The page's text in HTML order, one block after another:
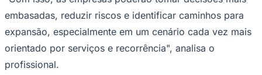
Palmeiras
embasadas, reduzir riscos e identificar caminhos para
expansão, especialmente em um cenário cada vez mais
orientado por serviços e recorrência", analisa o
profissional.